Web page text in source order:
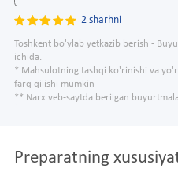
2 sharhni
Toshkent bo'ylab yetkazib berish -
ichida.
* Mahsulotning tashqi ko'rinishi va
farq qilishi mumkin
** Narx veb-saytda berilgan
Preparatning